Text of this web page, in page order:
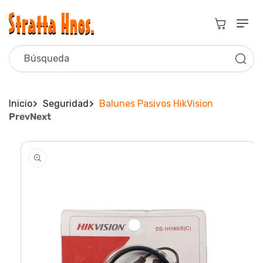
Directamente
Al Contenido
Búsqueda
Carrito
Inicio Seguridad
Balunes Pasivos HikVision
PrevNext
Directamente
A La
Información